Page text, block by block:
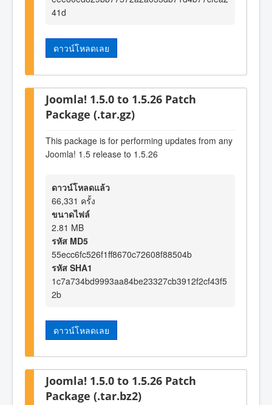
41d
ดาวน์โหลดเลย
Joomla! 1.5.0 to 1.5.26 Patch
Package (.tar.gz)
This package is for performing updates from any
Joomla! 1.5 release to 1.5.26
ดาวน์โหลดแล้ว
66,331 ครั้ง
ขนาดไฟล์
2.81 MB
รหัส MD5
55ecc6fc526f1ff8670c72608f88504b
รหัส SHA1
1c7a734bd9993aa84be23327cb3912f2cf43f5
2b
ดาวน์โหลดเลย
Joomla! 1.5.0 to 1.5.26 Patch
Package (.tar.bz2)